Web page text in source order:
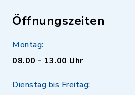
Öffnungszeiten
Montag:
08.00 - 13.00 Uhr
Dienstag bis Freitag: